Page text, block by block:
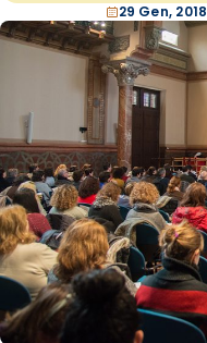
29 Gen, 2018